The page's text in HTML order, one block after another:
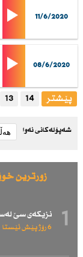
11/6/2020
08/6/2020
پێشتر 13 14
شەپۆلەکانی نەوا
زۆرترین
1 نزیكەی سێ
6 رۆژ پێش ئێستا